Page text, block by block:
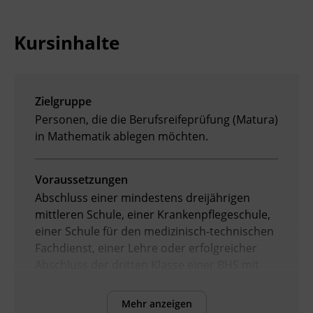
Digitales Lernen
Kursinhalte
Zielgruppe
Personen, die die Berufsreifeprüfung (Matura)
in Mathematik ablegen möchten.
Voraussetzungen
Abschluss einer mindestens dreijährigen
mittleren Schule, einer Krankenpflegeschule,
einer Schule für den medizinisch-technischen
Fachdienst, einer Lehre oder erfolgreicher
Es wird empfohlen, über Deutschkenntnisse
Mehr anzeigen